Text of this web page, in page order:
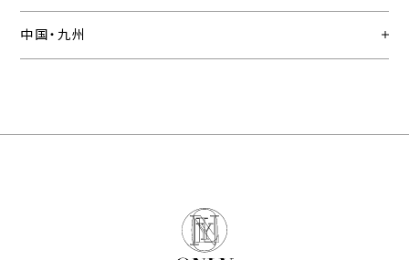
中国・九州